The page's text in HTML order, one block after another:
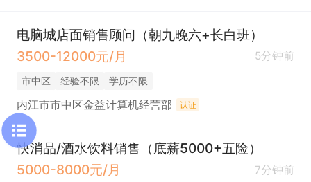
电脑城店面销售顾问（朝九晚六+长白班）
3500-12000元/月
5分钟前
市中区 经验不限 学历不限
内江市市中区金益计算机经营部 认证
快消品/酒水饮料销售（底薪5000+五险）
5000-8000元/月
7分钟前